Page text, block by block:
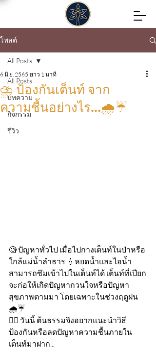
โพสต์
All Posts
บทความ
กิจกรรม
รีวิว
All Posts
⛈ ป้องกันเต็นท์ จาก
ความชื้นอย่างไร...🌧☔
6 มิ.ย. 2565 ยาว 1 นาที
🧐 ปัญหาทั่วไป เมื่อไปกางเต็นท์ในป่าหรือ
ใกล้แม่น้ำลำธาร 💧หยดน้ำและไอน้ำ
สามารถซึมเข้าไปในเต็นท์ได้ เต็นท์ที่เปียก
จะก่อให้เกิดปัญหากวนใจหรือปัญหา
สุขภาพตามมา โดยเฉพาะในช่วงฤดูฝน
🌧☔
💁‍♀️ วันนี้ ต้นธรรมจึงอยากแนะนำวิธี
ป้องกันหรือลดปัญหาความชื้นภายใน
เต็นท์มาฝาก...